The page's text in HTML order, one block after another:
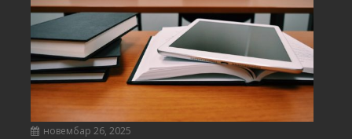
новембар 26, 2025